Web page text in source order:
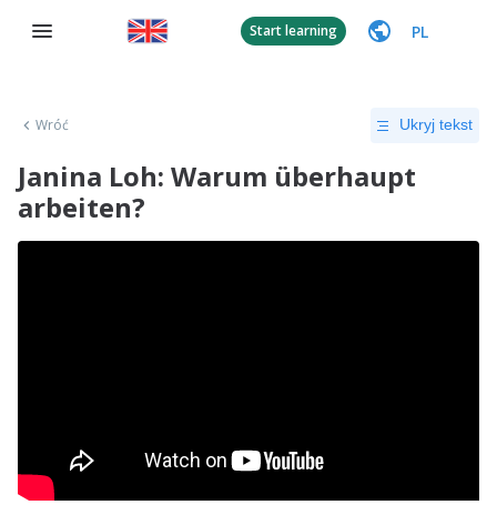
Start learning PL
Wróć Ukryj tekst
Janina Loh: Warum überhaupt
arbeiten?